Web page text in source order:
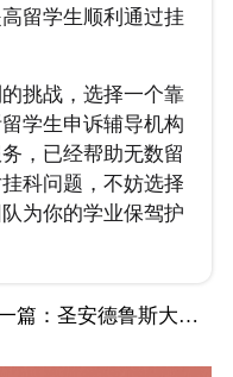
留学生顺利通过挂
挑战，选择一个靠
学生申诉辅导机构
，已经帮助无数留
科问题，不妨选择
为你的学业保驾护
篇 ：圣安德鲁斯大学留学论文辅导机构排名榜单中…